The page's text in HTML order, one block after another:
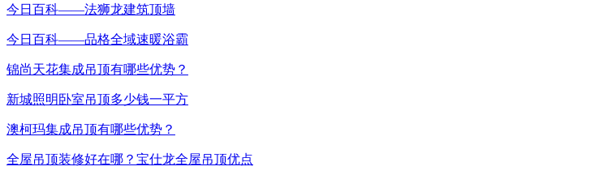
今日百科——法狮龙建筑顶墙
今日百科——品格全域速暖浴霸
锦尚天花集成吊顶有哪些优势？
新城照明卧室吊顶多少钱一平方
澳柯玛集成吊顶有哪些优势？
全屋吊顶装修好在哪？宝仕龙全屋吊顶优点